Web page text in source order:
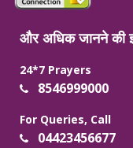
और अधिक जानने की
24*7 Prayers
8546999000
For Queries, Call
04423456677